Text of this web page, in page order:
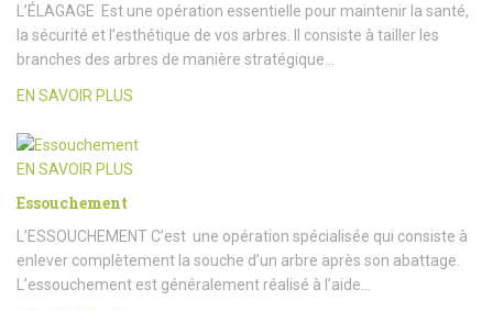
L’ÉLAGAGE Est une opération essentielle pour maintenir la santé,
la sécurité et l’esthétique de vos arbres. Il consiste à tailler les
branches des arbres de manière stratégique…
EN SAVOIR PLUS
EN SAVOIR PLUS
Essouchement
L’ESSOUCHEMENT C’est une opération spécialisée qui consiste à
enlever complètement la souche d’un arbre après son abattage.
L’essouchement est généralement réalisé à l’aide…